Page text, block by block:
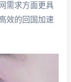
需求方面更具
效的回国加速